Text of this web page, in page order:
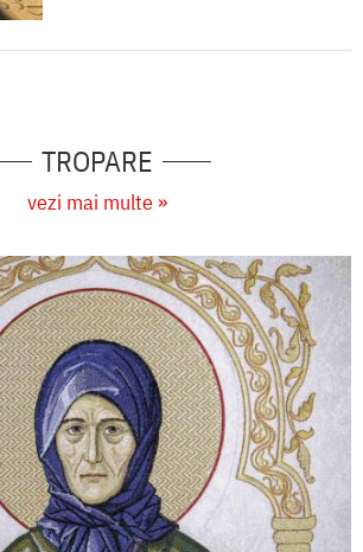
TROPARE
vezi mai multe »